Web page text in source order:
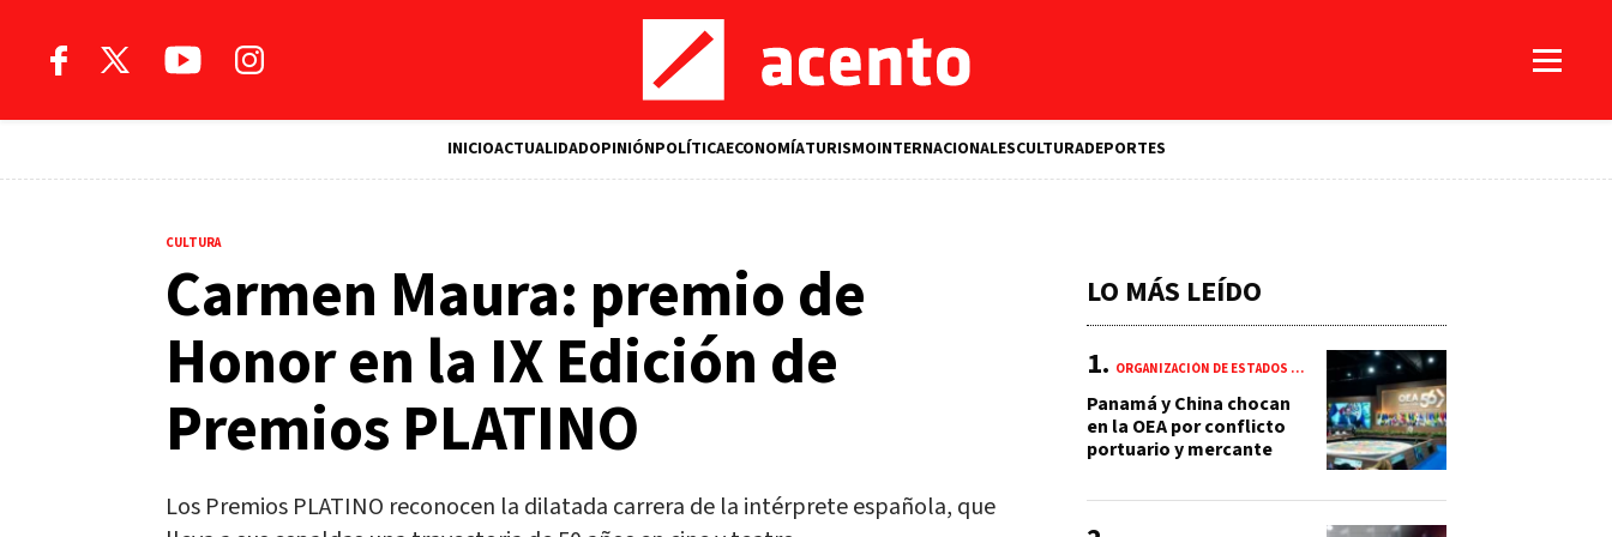
INICIOACTUALIDADOPINIÓNPOLÍTICAECONOMÍATURISMOINTERNACIONALESCULTURADEPORTES
CULTURA
Carmen Maura: premio de
Honor en la IX Edición de
Premios PLATINO
Los Premios PLATINO reconocen la dilatada carrera de la intérprete española, que
LO MÁS LEÍDO
ORGANIZACIÓN DE ESTADOS AMERICANOS (OEA)
Panamá y China chocan
en la OEA por conflicto
portuario y mercante